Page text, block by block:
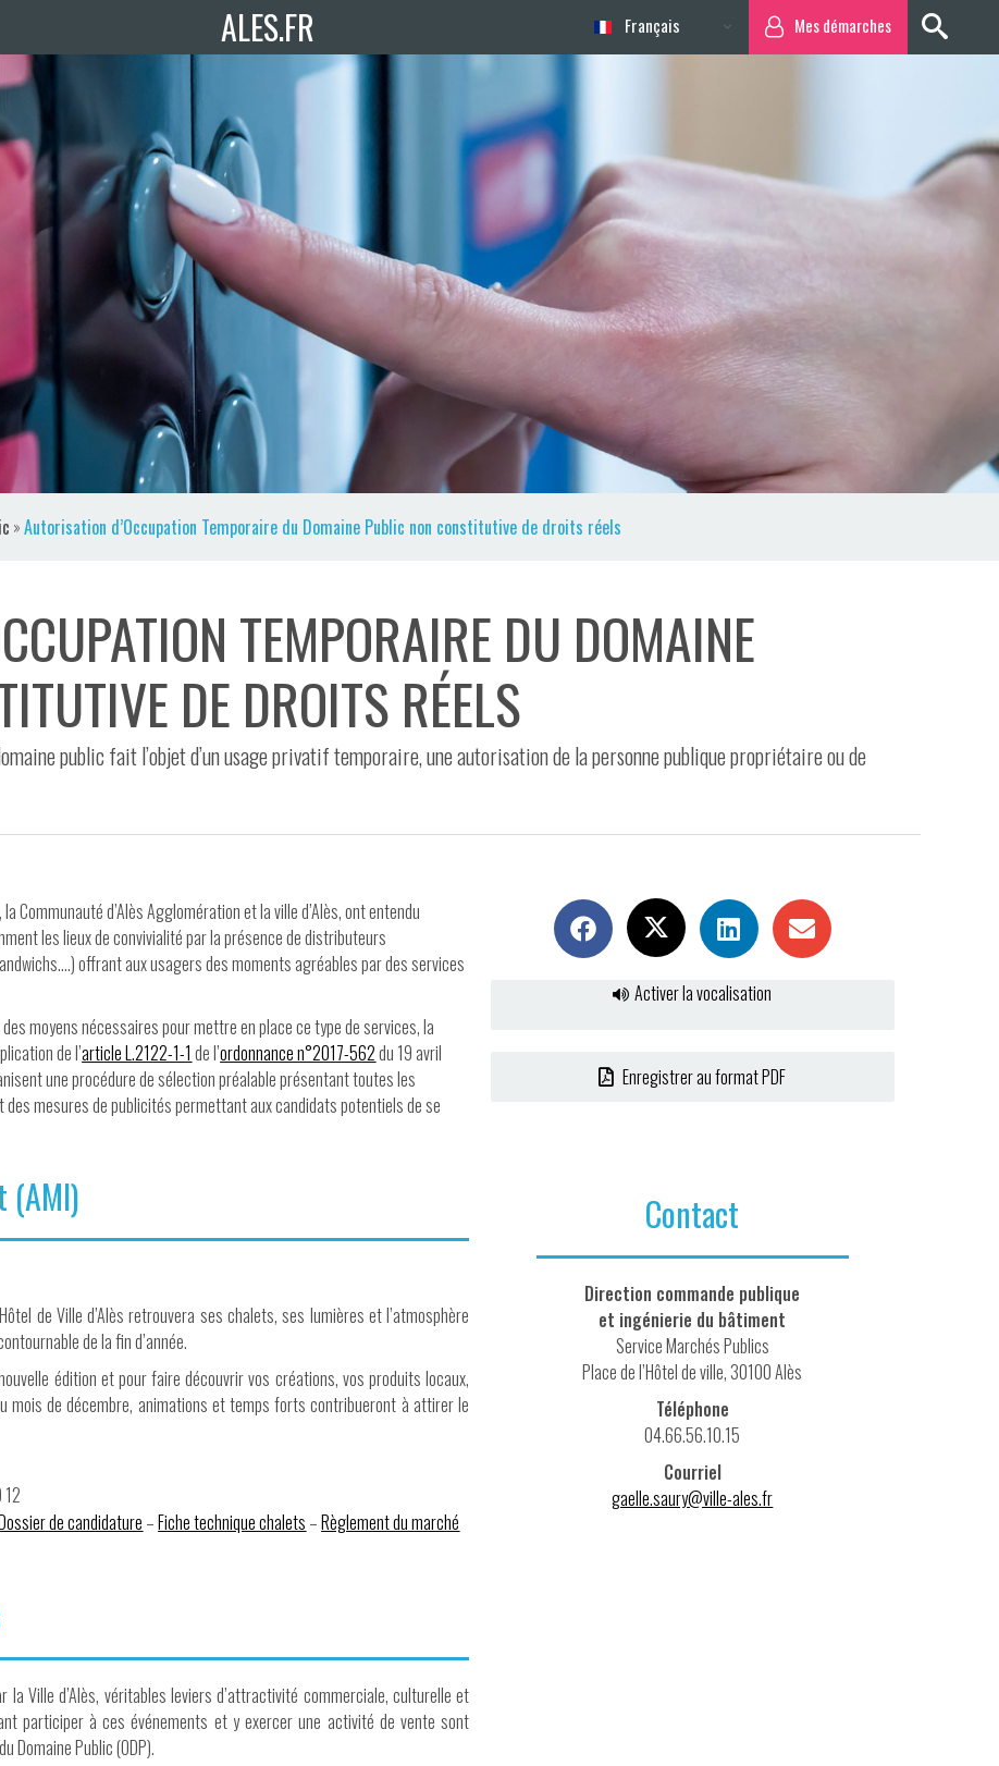
ALES.FR Mes démarches
Français
»Autorisation d’Occupation Temporaire du Domaine Public non constitutive de droits réels
TEMPORAIRE DU DOMAINE
DE DROITS RÉELS
public fait l’objet d’un usage privatif temporaire, une autorisation de la personne publique propriétaire ou de
d’Alès Agglomération et la ville d’Alès, ont entendu
les lieux de convivialité par la présence de distributeurs
offrant aux usagers des moments agréables par des services
moyens nécessaires pour mettre en place ce type de services, la
de l’article L.2122-1-1 de l’ordonnance n°2017-562du 19 avril
une procédure de sélection préalable présentant toutes les
mesures de publicités permettant aux candidats potentiels de se
(AMI)
de Ville d’Alès retrouvera ses chalets, ses lumières et l’atmosphère
de la fin d’année.
édition et pour faire découvrir vos créations, vos produits locaux,
mois de décembre, animations et temps forts contribueront à attirer le
de candidature –Fiche technique chalets –Règlement du marché
Ville d’Alès, véritables leviers d’attractivité commerciale, culturelle et
participer à ces événements et y exercer une activité de vente sont
Domaine Public (ODP).
Activer la vocalisation
Enregistrer au format PDF
Contact
Direction commande publique
et ingénierie du bâtiment
Service Marchés Publics
Place de l’Hôtel de ville, 30100 Alès
Téléphone
04.66.56.10.15
Courriel
gaelle.saury@ville-ales.fr